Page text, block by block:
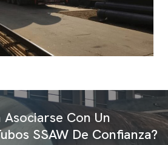
Con Un
SSAW De Confianza?